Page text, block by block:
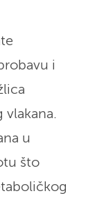
i
vlakana.
u
što